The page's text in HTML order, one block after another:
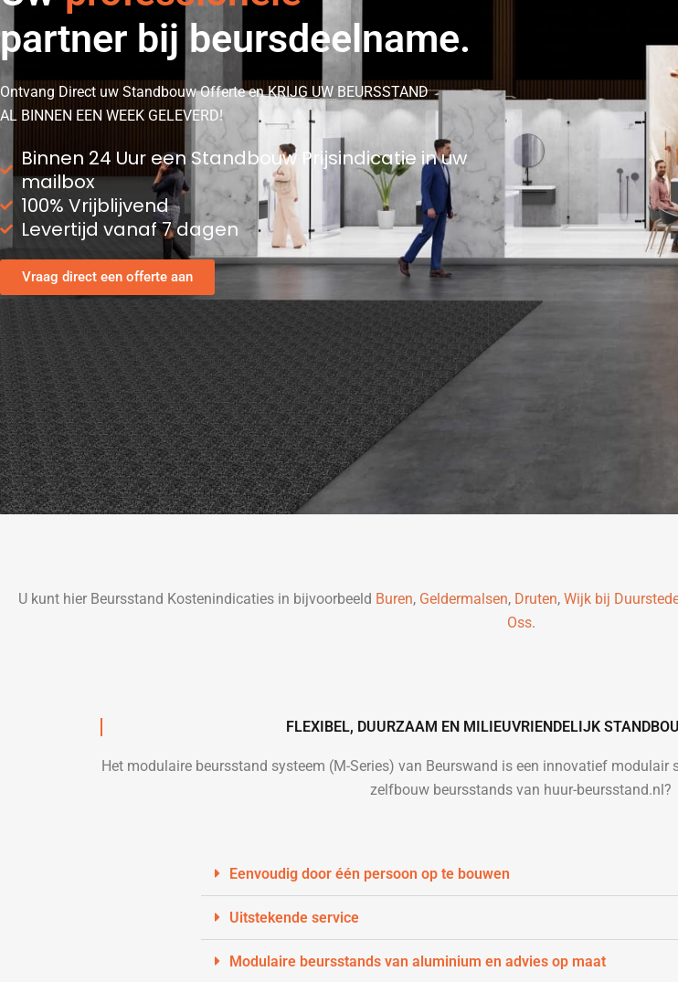
partner bij beursdeelname.
Ontvang Direct uw Standbouw Offerte en KRIJG UW BEURSSTAND
AL BINNEN EEN WEEK GELEVERD!
Binnen 24 Uur een Standbouw Prijsindicatie in uw
mailbox
100% Vrijblijvend
Levertijd vanaf 7 dagen
Vraag direct een offerte aan
U kunt hier Beursstand Kostenindicaties in bijvoorbeeld Buren, Geldermalsen, Druten, Wijk bij
Oss.
FLEXIBEL, DUURZAAM EN MILIEUVRIENDELIJK
Het modulaire beursstand systeem (M-Series) van Beurswand is een innovatief modulair
zelfbouw beursstands van huur-beursstand.nl?
Eenvoudig door één persoon op te bouwen
Uitstekende service
Modulaire beursstands van aluminium en advies op maat